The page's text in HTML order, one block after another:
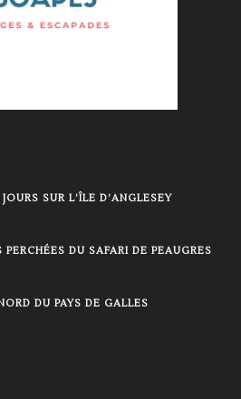
SUR L’ÎLE D’ANGLESEY
PERCHÉES DU SAFARI DE PEAUGRES
DU PAYS DE GALLES